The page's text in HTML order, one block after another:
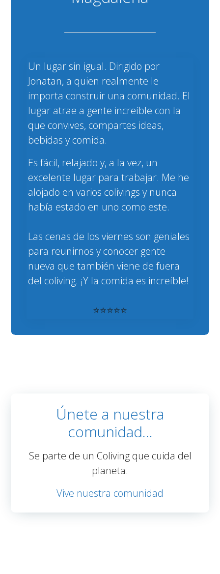
Un lugar sin igual. Dirigido por
Jonatan, a quien realmente le
importa construir una comunidad. El
lugar atrae a gente increíble con la
que convives, compartes ideas,
bebidas y comida.
Es fácil, relajado y, a la vez, un
excelente lugar para trabajar. Me he
alojado en varios colivings y nunca
había estado en uno como este.
Las cenas de los viernes son geniales
para reunirnos y conocer gente
nueva que también viene de fuera
del coliving. ¡Y la comida es increíble!
⭐⭐⭐⭐⭐
Únete a nuestra
comunidad…
Se parte de un Coliving que cuida del
planeta.
Vive nuestra comunidad